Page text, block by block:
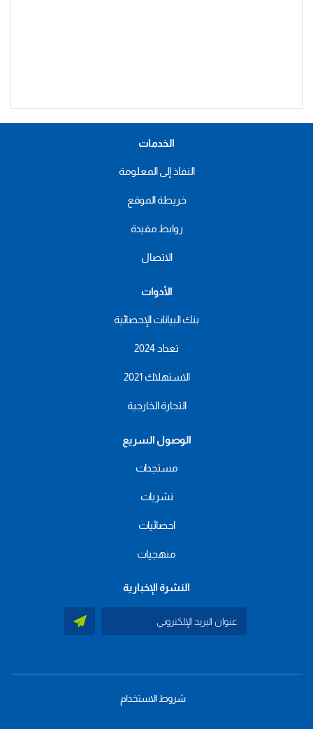
الخدمات
النفاذ إلى المعلومة
خريطة الموقع
روابط مفيدة
الاتصال
الأدوات
بنك البيانات الإحصائية
تعداد 2024
الاستهلاك 2021
التجارة الخارجية
الوصول السريع
مستجدات
نشريات
احصائيات
منهجيات
النشرة الإخبارية
شروط الاستخدام